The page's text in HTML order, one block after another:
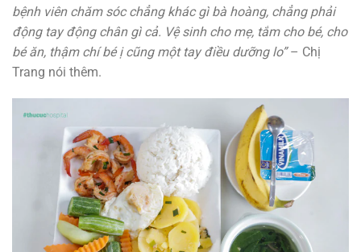
bệnh viên chăm sóc chẳng khác gì bà hoàng, chẳng phải
động tay động chân gì cả. Vệ sinh cho mẹ, tắm cho bé, cho
bé ăn, thậm chí bé ị cũng một tay điều dưỡng lo”– Chị
Trang nói thêm.